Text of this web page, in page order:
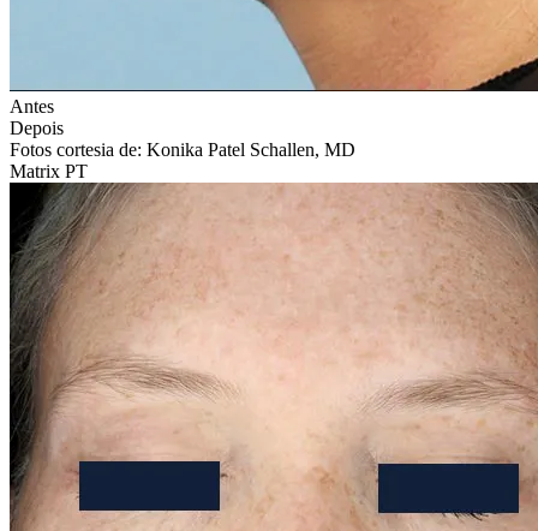
Antes
Depois
Fotos cortesia de: Konika Patel Schallen, MD
Matrix PT